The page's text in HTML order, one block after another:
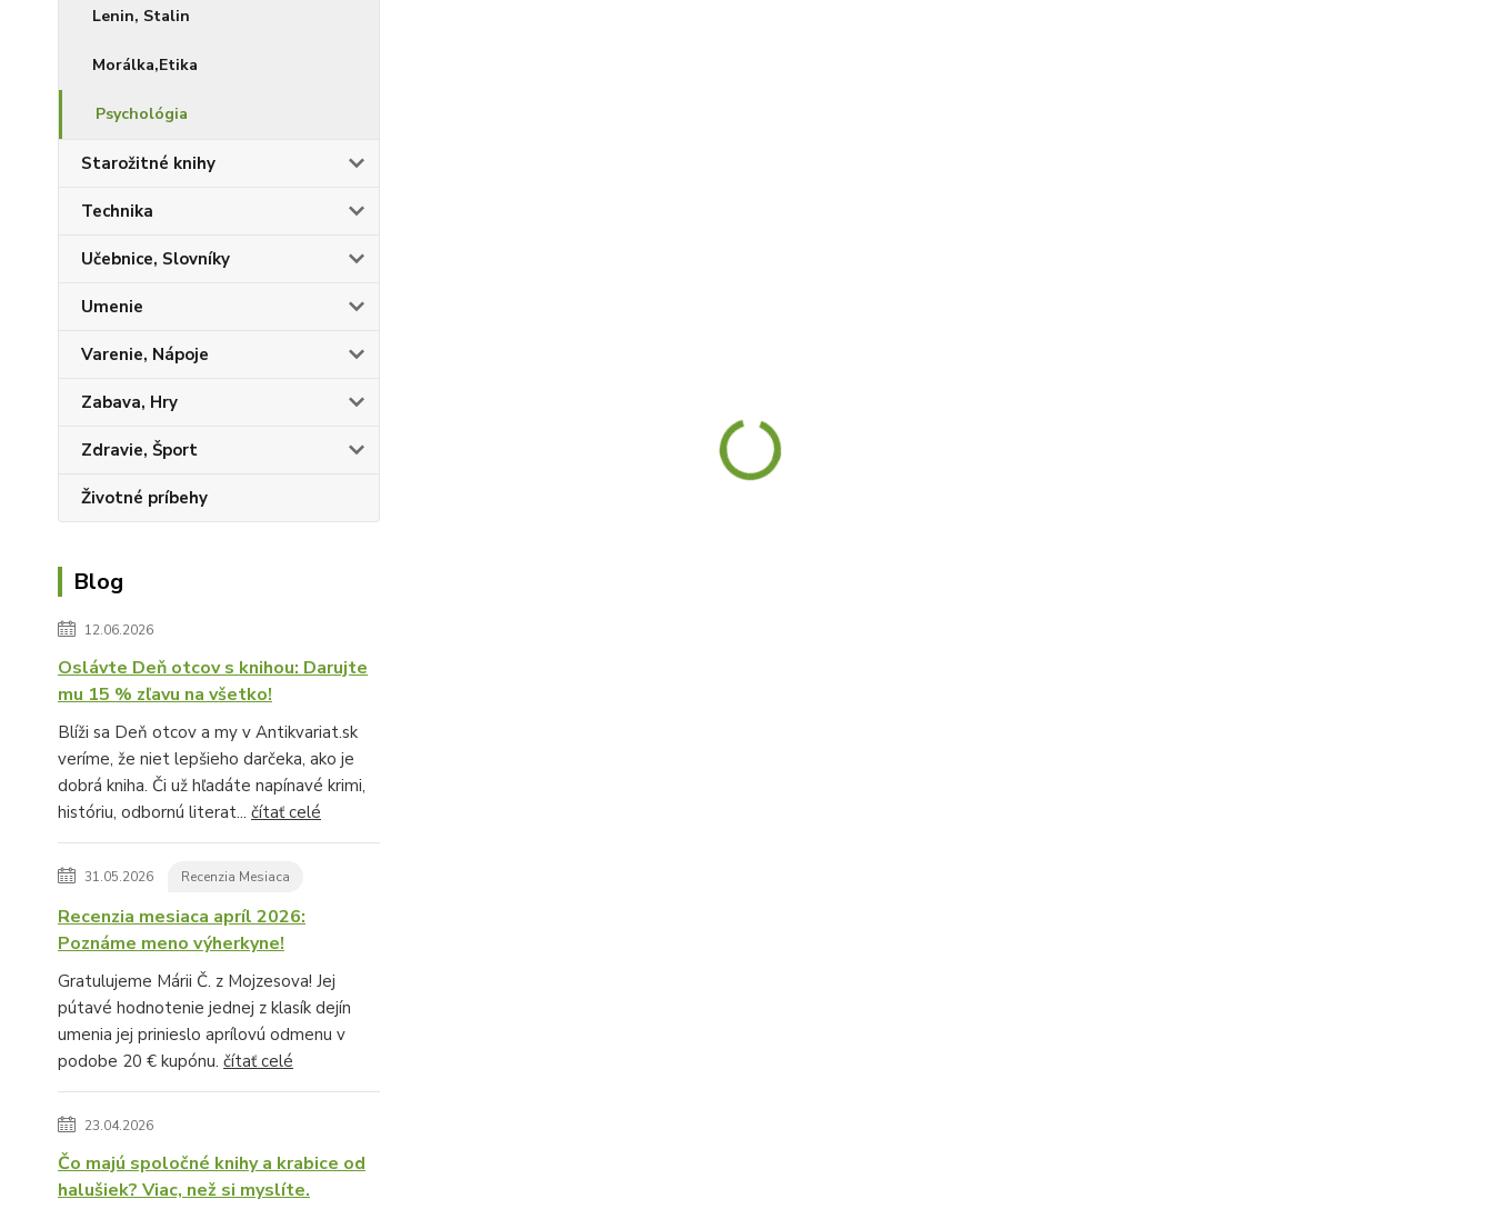
Lenin, Stalin
Morálka,Etika
Psychológia
Starožitné knihy
Technika
Učebnice, Slovníky
Umenie
Varenie, Nápoje
Zabava, Hry
Zdravie, Šport
Životné príbehy
Blog
12.06.2026
Oslávte Deň otcov s knihou: Darujte
mu 15 % zľavu na všetko!
Blíži sa Deň otcov a my v Antikvariat.sk
veríme, že niet lepšieho darčeka, ako je
dobrá kniha. Či už hľadáte napínavé krimi,
históriu, odbornú literat... čítať celé
31.05.2026 Recenzia Mesiaca
Recenzia mesiaca apríl 2026:
Poznáme meno výherkyne!
Gratulujeme Márii Č. z Mojzesova! Jej
pútavé hodnotenie jednej z klasík dejín
umenia jej prinieslo aprílovú odmenu v
podobe 20 € kupónu. čítať celé
23.04.2026
Čo majú spoločné knihy a krabice od
halušiek? Viac, než si myslíte.